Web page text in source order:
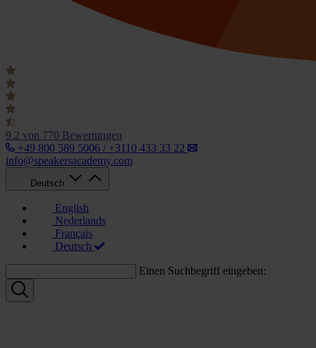
9.2 von 770 Bewertungen
+49 800 589 5006 / +3110 433 33 22
info@speakersacademy.com
Deutsch
English
Nederlands
Français
Deutsch
Einen Suchbegriff eingeben: